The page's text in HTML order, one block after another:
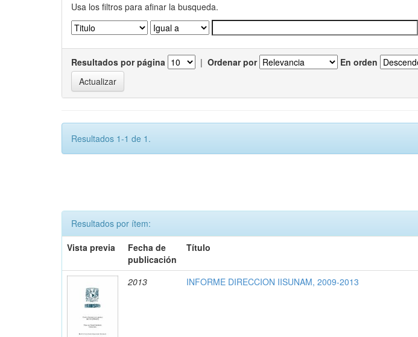
Usa los filtros para afinar la busqueda.
Resultados por página | Ordenar por En orden
Resultados 1-1 de 1.
Resultados por ítem:
Vista previa
Fecha de
publicación
Título
2013 INFORME DIRECCION IISUNAM, 2009-2013